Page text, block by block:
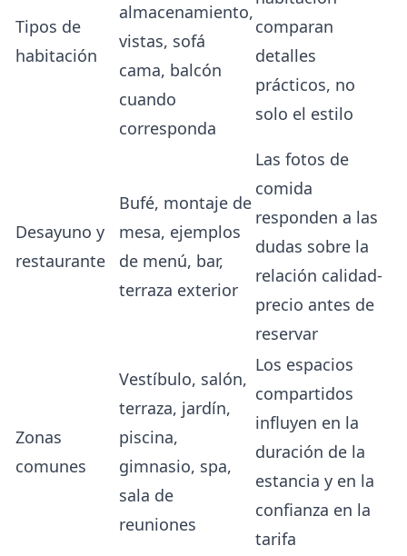
Tipos de
habitación
almacenamiento,
vistas, sofá
cama, balcón
cuando
corresponda
comparan
detalles
prácticos, no
solo el estilo
Desayuno y
restaurante
Bufé, montaje de
mesa, ejemplos
de menú, bar,
terraza exterior
Las fotos de
comida
responden a las
dudas sobre la
relación calidad-
precio antes de
reservar
Zonas
comunes
Vestíbulo, salón,
terraza, jardín,
piscina,
gimnasio, spa,
sala de
reuniones
Los espacios
compartidos
influyen en la
duración de la
estancia y en la
confianza en la
tarifa